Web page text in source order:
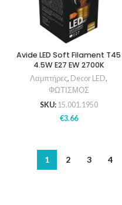
Avide LED Soft Filament T45
4.5W E27 EW 2700K
Λαμπτήρες, Decor LED,
ΦΩΤΙΣΜΟΣ
SKU: 15.001.1950
€3.66
1 2 3 4